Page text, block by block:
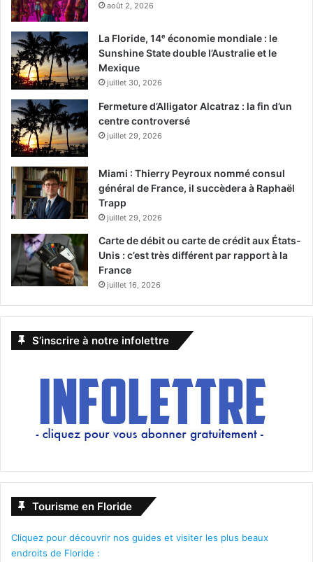
août 2, 2026
La Floride, 14ᵉ économie mondiale : le
Sunshine State double l’Australie et le
Mexique
juillet 30, 2026
Fermeture d’Alligator Alcatraz : la fin d’un
centre controversé
juillet 29, 2026
Miami : Thierry Peyroux nommé consul
général de France, il succèdera à Raphaël
Trapp
juillet 29, 2026
Carte de débit ou carte de crédit aux États-
Unis : c’est très différent par rapport à la
France
juillet 16, 2026
S’inscrire à notre infolettre
Tourisme en Floride
Cliquez pour découvrir nos guides et visiter les plus beaux
endroits de Floride :